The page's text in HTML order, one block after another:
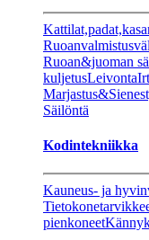
Ruoan&juoman
kuljetusLeivonta
Säilöntä
Kodintekniikka
Kauneus- ja
pienkoneet